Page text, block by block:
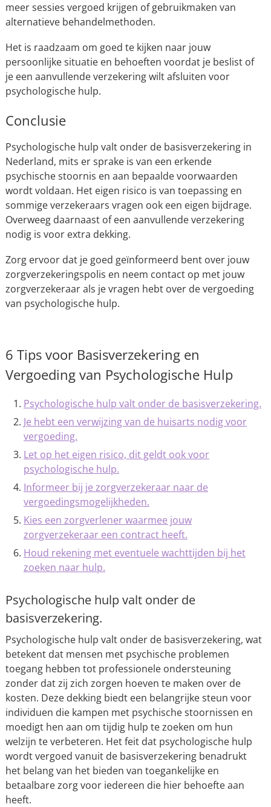
meer sessies vergoed krijgen of gebruikmaken van
alternatieve behandelmethoden.
Het is raadzaam om goed te kijken naar jouw
persoonlijke situatie en behoeften voordat je beslist of
je een aanvullende verzekering wilt afsluiten voor
psychologische hulp.
Conclusie
Psychologische hulp valt onder de basisverzekering in
Nederland, mits er sprake is van een erkende
psychische stoornis en aan bepaalde voorwaarden
wordt voldaan. Het eigen risico is van toepassing en
sommige verzekeraars vragen ook een eigen bijdrage.
Overweeg daarnaast of een aanvullende verzekering
nodig is voor extra dekking.
Zorg ervoor dat je goed geïnformeerd bent over jouw
zorgverzekeringspolis en neem contact op met jouw
zorgverzekeraar als je vragen hebt over de vergoeding
van psychologische hulp.
6 Tips voor Basisverzekering en
Vergoeding van Psychologische Hulp
Psychologische hulp valt onder de basisverzekering.
Je hebt een verwijzing van de huisarts nodig voor
vergoeding.
Let op het eigen risico, dit geldt ook voor
psychologische hulp.
Informeer bij je zorgverzekeraar naar de
vergoedingsmogelijkheden.
Kies een zorgverlener waarmee jouw
zorgverzekeraar een contract heeft.
Houd rekening met eventuele wachttijden bij het
zoeken naar hulp.
Psychologische hulp valt onder de
basisverzekering.
Psychologische hulp valt onder de basisverzekering, wat
betekent dat mensen met psychische problemen
toegang hebben tot professionele ondersteuning
zonder dat zij zich zorgen hoeven te maken over de
kosten. Deze dekking biedt een belangrijke steun voor
individuen die kampen met psychische stoornissen en
moedigt hen aan om tijdig hulp te zoeken om hun
welzijn te verbeteren. Het feit dat psychologische hulp
wordt vergoed vanuit de basisverzekering benadrukt
het belang van het bieden van toegankelijke en
betaalbare zorg voor iedereen die hier behoefte aan
heeft.